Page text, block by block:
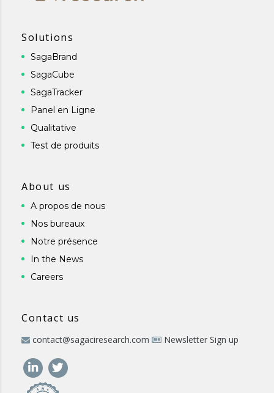
Solutions
SagaBrand
SagaCube
SagaTracker
Panel en Ligne
Qualitative
Test de produits
About us
A propos de nous
Nos bureaux
Notre présence
In the News
Careers
Contact us
contact@sagaciresearch.com Newsletter Sign up